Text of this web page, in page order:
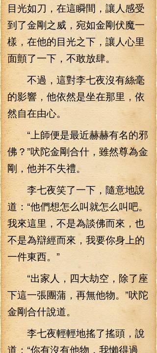
目光如刀，在這瞬間，讓人感受
到了金剛之威，宛如金剛伏魔一
樣，在他的目光之下，讓人心里
面顫了一下，不敢放肆。
不過，這對李七夜沒有絲毫
的影響，他依然是坐在那里，依
然自在由心。
“上師便是最近赫赫有名的邪
佛？”吠陀金剛合什，雖然尊為金
剛，他并不失禮。
李七夜笑了一下，隨意地說
道：“他們想怎么叫就怎么叫吧。
我來這里，不是為談佛而來，也
不是為辯經而來，我要你身上的
一件東西。”
“出家人，四大劫空，除了座
下這一張團蒲，再無他物。”吠陀
金剛合什說道。
李七夜輕輕地搖了搖頭，說
道：“你有沒有他物，我懶得過